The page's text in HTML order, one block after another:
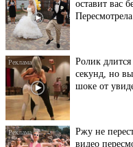
секунд, но вы
шоке от
видео
не раз